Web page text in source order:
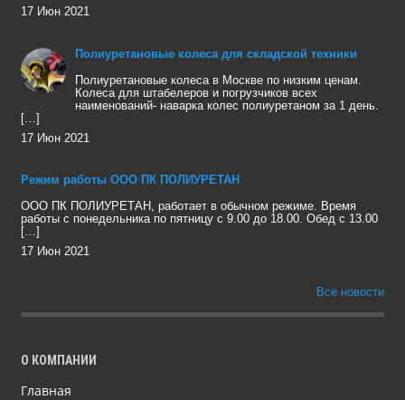
17 Июн 2021
Полиуретановые колеса для складской техники
Полиуретановые колеса в Москве по низким ценам.
Колеса для штабелеров и погрузчиков всех
наименований- наварка колес полиуретаном за 1 день.
[…]
17 Июн 2021
Режим работы ООО ПК ПОЛИУРЕТАН
ООО ПК ПОЛИУРЕТАН, работает в обычном режиме. Время
работы с понедельника по пятницу с 9.00 до 18.00. Обед с 13.00
[…]
17 Июн 2021
Все новости
О КОМПАНИИ
Главная